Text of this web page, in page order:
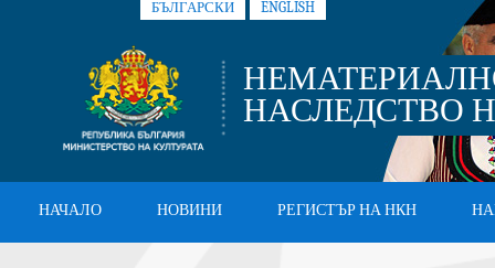
БЪЛГАРСКИ ENGLISH
НАСЛЕДСТВО
НАЧАЛО НОВИНИ РЕГИСТЪР НА НКН